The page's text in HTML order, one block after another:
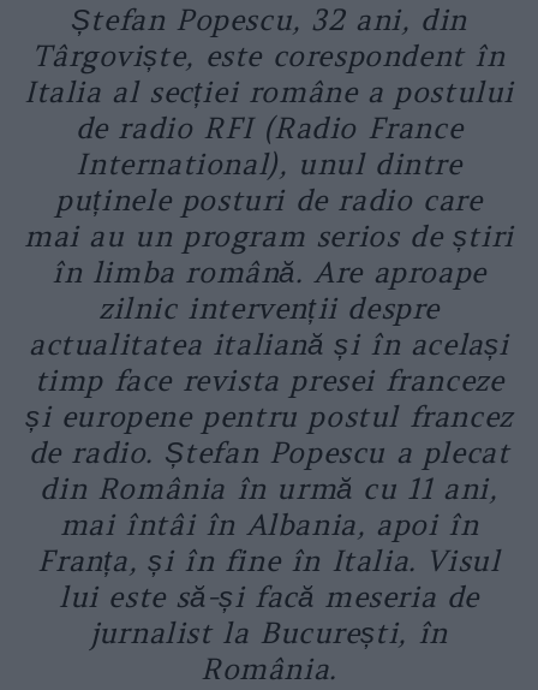
Ștefan Popescu, 32 ani, din
Târgoviște, este corespondent în
Italia al secției române a postului
de radio RFI (Radio France
International), unul dintre
puținele posturi de radio care
mai au un program serios de știri
în limba română. Are aproape
zilnic intervenții despre
actualitatea italiană și în același
timp face revista presei franceze
și europene pentru postul francez
de radio. Ștefan Popescu a plecat
din România în urmă cu 11 ani,
mai întâi în Albania, apoi în
Franța, și în fine în Italia. Visul
lui este să-și facă meseria de
jurnalist la București, în
România.